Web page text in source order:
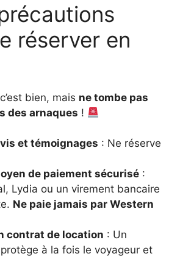
réserver en
bien, mais ne tombe pas
des arnaques !
et témoignages : Ne réserve
de paiement sécurisé :
Lydia ou un virement bancaire
Ne paie jamais par Western
contrat de location : Un
à la fois le voyageur et